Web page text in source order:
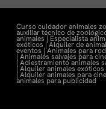
Curso cuidador animales
auxiliar técnico de
animales | Especialista
exóticos |Alquiler de
eventos |Animales para
| Animales salvajes para
| Adiestramiento animales
| Alquiler animales exóticos
| Alquiler animales para
animales para publicidad